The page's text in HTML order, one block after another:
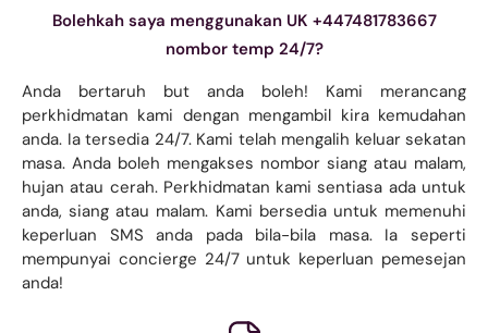
Bolehkah saya menggunakan UK +447481783667
nombor temp 24/7?
Anda bertaruh but anda boleh! Kami merancang
perkhidmatan kami dengan mengambil kira kemudahan
anda. Ia tersedia 24/7. Kami telah mengalih keluar sekatan
masa. Anda boleh mengakses nombor siang atau malam,
hujan atau cerah. Perkhidmatan kami sentiasa ada untuk
anda, siang atau malam. Kami bersedia untuk memenuhi
keperluan SMS anda pada bila-bila masa. Ia seperti
mempunyai concierge 24/7 untuk keperluan pemesejan
anda!